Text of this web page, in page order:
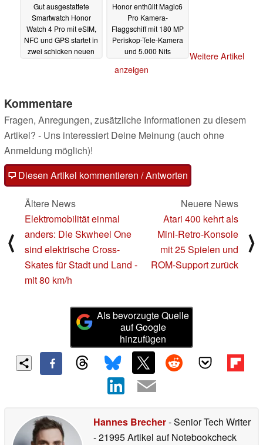
Gut ausgestattete
Smartwatch Honor
Watch 4 Pro mit eSIM,
NFC und GPS startet in
zwei schicken neuen
Honor enthüllt Magic6
Pro Kamera-
Flaggschiff mit 180 MP
Periskop-Tele-Kamera
und 5.000 Nits
11.01.2024
Weitere Artikel
anzeigen
Kommentare
Fragen, Anregungen, zusätzliche Informationen zu diesem
Artikel? - Uns interessiert Deine Meinung (auch ohne
Anmeldung möglich)!
Diesen Artikel kommentieren / Antworten
⟨
Ältere News
Elektromobilität einmal
anders: Die Skwheel One
sind elektrische Cross-
Skates für Stadt und Land -
mit 80 km/h
Neuere News
Atari 400 kehrt als
Mini-Retro-Konsole
mit 25 Spielen und
ROM-Support zurück
⟩
Als bevorzugte Quelle
auf Google
hinzufügen
Hannes Brecher- Senior Tech Writer
- 21995 Artikel auf Notebookcheck